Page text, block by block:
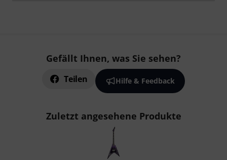
Gefällt Ihnen, was Sie sehen?
Teilen Hilfe & Feedback
Zuletzt angesehene Produkte